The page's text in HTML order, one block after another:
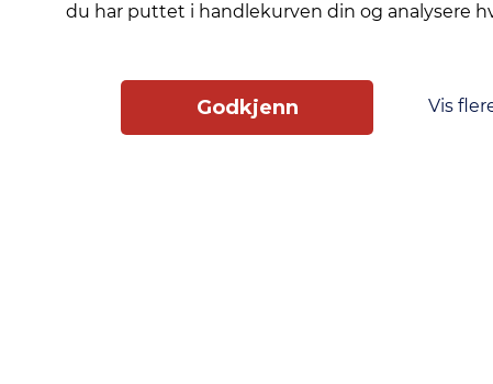
du har puttet i handlekurven din og analysere
Godkjenn Vis